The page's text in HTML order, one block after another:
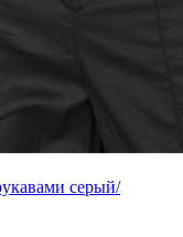
серый/